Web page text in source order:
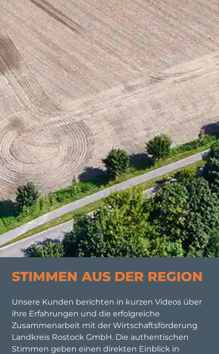
STIMMEN AUS DER REGION
Unsere Kunden berichten in kurzen Videos über
ihre Erfahrungen und die erfolgreiche
Zusammenarbeit mit der Wirtschaftsförderung
Landkreis Rostock GmbH. Die authentischen
Stimmen geben einen direkten Einblick in